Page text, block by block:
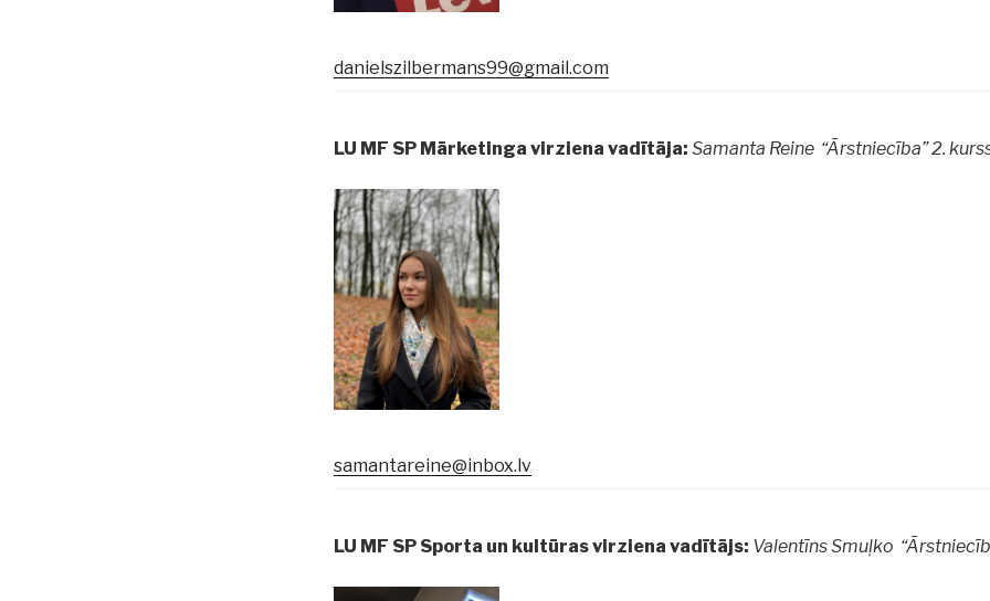
danielszilbermans99@gmail.com
LU MF SP Mārketinga virziena vadītāja: Samanta Reine “Ārstniecība” 2.
samantareine@inbox.lv
LU MF SP Sporta un kultūras virziena vadītājs: Valentīns Smuļko